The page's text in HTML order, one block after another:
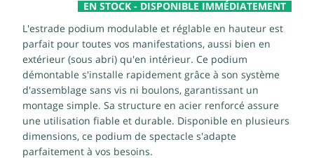
EN STOCK - DISPONIBLE IMMÉDIATEMENT
L'estrade podium modulable et réglable en hauteur est
parfait pour toutes vos manifestations, aussi bien en
extérieur (sous abri) qu'en intérieur. Ce podium
démontable s'installe rapidement grâce à son système
d'assemblage sans vis ni boulons, garantissant un
montage simple. Sa structure en acier renforcé assure
une utilisation fiable et durable. Disponible en plusieurs
dimensions, ce podium de spectacle s'adapte
parfaitement à vos besoins.